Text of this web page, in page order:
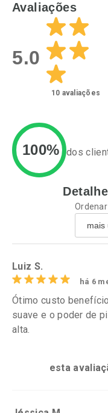
Laboratório
Ativar Desconto
Comprar sem
Por R$ 34,39/cada
Por Menos
Comprar sem
Avaliações
5.0
10 avaliações
100% dos
Luiz S.
há 6
Ótimo custo
suave e o poder de
alta.
esta